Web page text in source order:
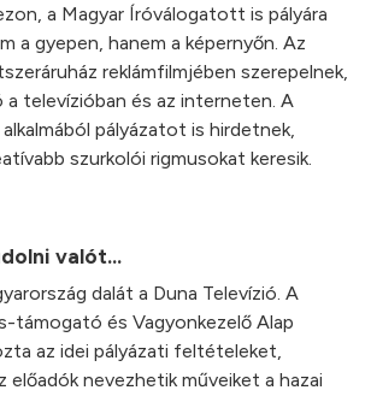
a Magyar Íróválogatott is pályára
a gyepen, hanem a képernyőn. Az
reklámfilmjében szerepelnek,
a televízióban és az interneten. A
pályázatot is hirdetnek,
szurkolói rigmusokat keresik.
valót...
dalát a Duna Televízió. A
támogató és Vagyonkezelő Alap
az idei pályázati feltételeket,
előadók nevezhetik műveiket a hazai